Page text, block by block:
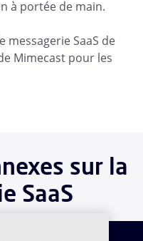
à portée de main.
messagerie SaaS de
Mimecast pour les
sur la
SaaS